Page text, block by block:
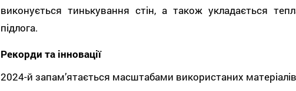
виконується тинькування стін, а також укладається
підлога.
Рекорди та інновації
2024-й запам’ятається масштабами використаних